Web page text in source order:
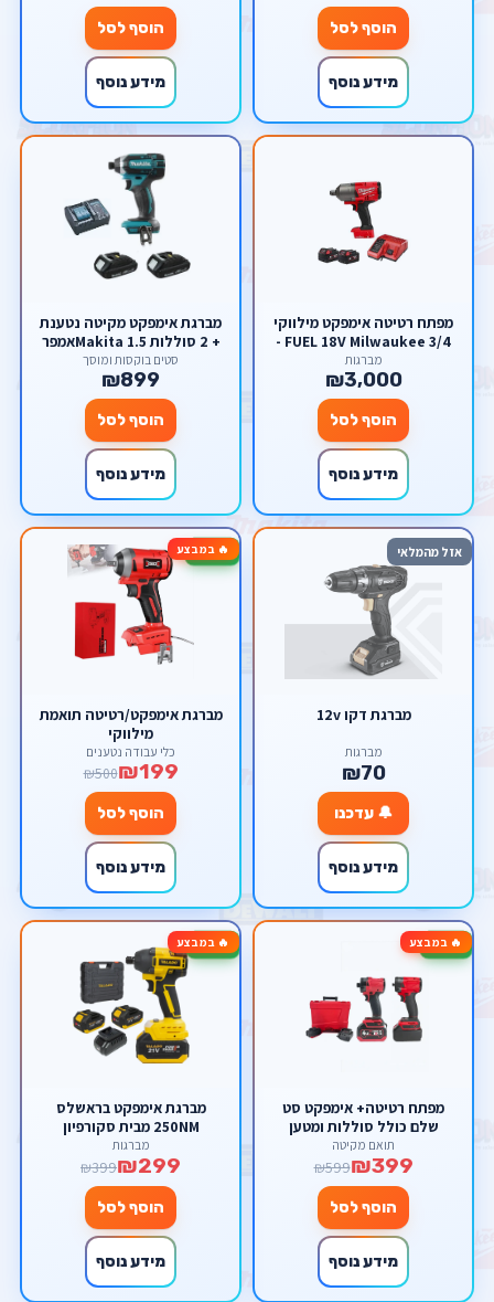
הוסף לסל
מידע נוסף
הוסף לסל
מידע נוסף
מפתח רטיטה אימפקט מילווקי
3/4 FUEL 18V Milwaukee -
שתי סוללות 5am + מטען מהיר
בארגז
מברגות
₪3,000
הוסף לסל
מידע נוסף
מברגת אימפקט מקיטה נטענת
+ 2 סוללות Makita 1.5אמפר
סטים בוקסות ומוסך
₪899
הוסף לסל
מידע נוסף
אזל מהמלאי
מברגת דקו 12v
מברגות
₪70
🔔 עדכנו
מידע נוסף
🔥 במבצע-60%
מברגת אימפקט/רטיטה תואמת
מילווקי
כלי עבודה נטענים
₪199
₪500
הוסף לסל
מידע נוסף
🔥 במבצע-33%
מפתח רטיטה+ אימפקט סט
שלם כולל סוללות ומטען
תואם מקיטה
₪399
₪599
הוסף לסל
מידע נוסף
🔥 במבצע-25%
מברגת אימפקט בראשלס
250NM מבית סקורפיון
מברגות
₪299
₪399
הוסף לסל
מידע נוסף